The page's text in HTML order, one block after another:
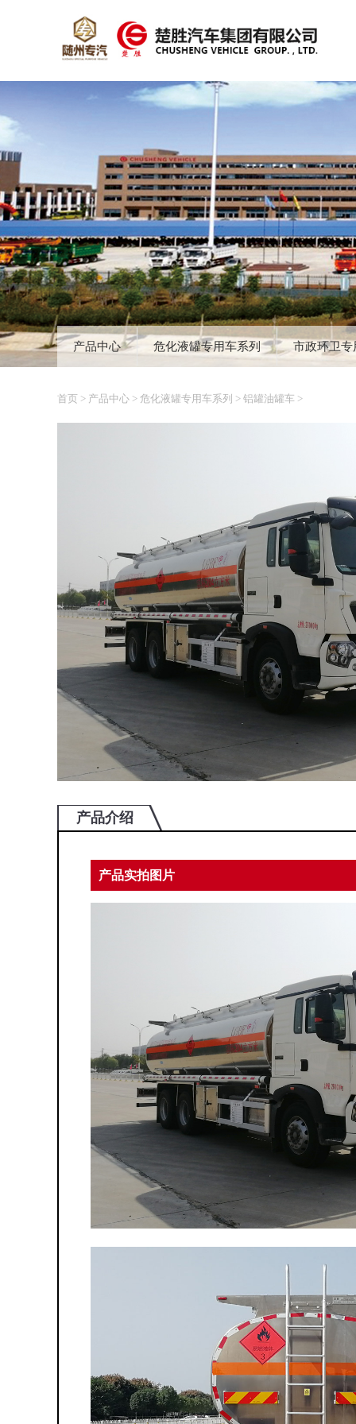
产品中心 危化液罐专用车系列 市政环卫专
首页 > 产品中心 > 危化液罐专用车系列 > 铝罐油罐车 >
产品介绍
产品实拍图片